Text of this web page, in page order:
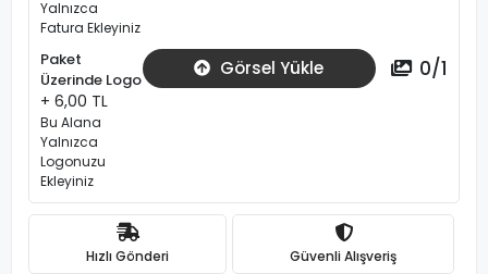
Yalnızca
Fatura Ekleyiniz
Paket
Üzerinde Logo
+ 6,00 TL
Bu Alana
Yalnızca
Logonuzu
Ekleyiniz
Görsel Yükle 0/1
Hızlı Gönderi Güvenli Alışveriş